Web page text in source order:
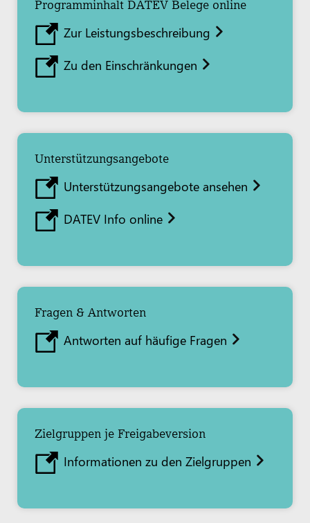
Programminhalt DATEV Belege online
Zur Leistungsbeschreibung
Zu den Einschränkungen
Unterstützungsangebote
Unterstützungsangebote ansehen
DATEV Info online
Fragen & Antworten
Antworten auf häufige Fragen
Zielgruppen je Freigabeversion
Informationen zu den Zielgruppen